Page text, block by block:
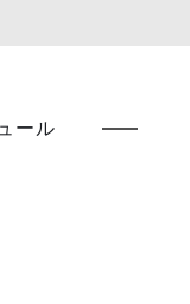
ール